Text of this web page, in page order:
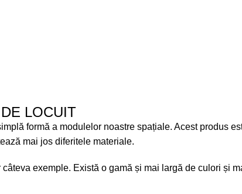
LOCUIT
formă a modulelor noastre spațiale. Acest produs
mai jos diferitele materiale.
exemple. Există o gamă și mai largă de culori și